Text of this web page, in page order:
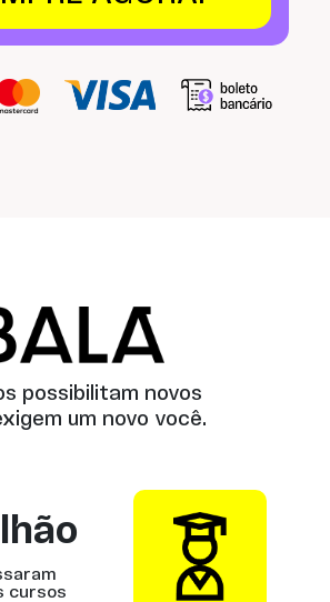
possibilitam novos
um novo você.
cursos